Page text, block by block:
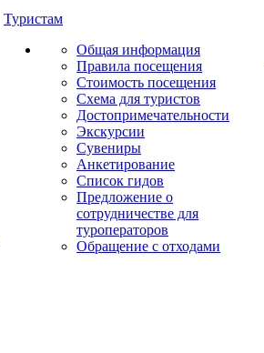
Туристам
Общая информация
Правила посещения
Стоимость посещения
Схема для туристов
Достопримечательности
Экскурсии
Сувениры
Анкетирование
Список гидов
Предложение о
сотрудничестве для
туроператоров
Обращение с отходами